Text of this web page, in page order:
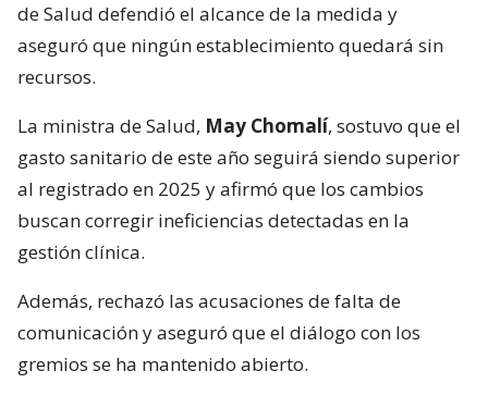
de Salud defendió el alcance de la medida y
aseguró que ningún establecimiento quedará sin
recursos.
La ministra de Salud, May Chomalí, sostuvo que el
gasto sanitario de este año seguirá siendo superior
al registrado en 2025 y afirmó que los cambios
buscan corregir ineficiencias detectadas en la
gestión clínica.
Además, rechazó las acusaciones de falta de
comunicación y aseguró que el diálogo con los
gremios se ha mantenido abierto.